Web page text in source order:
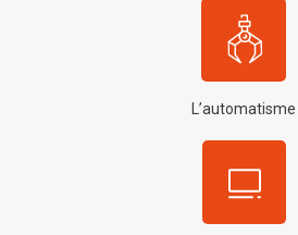
L’automatisme